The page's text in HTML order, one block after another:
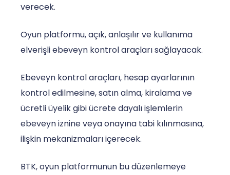
verecek.
Oyun platformu, açık, anlaşılır ve kullanıma
elverişli ebeveyn kontrol araçları sağlayacak.
Ebeveyn kontrol araçları, hesap ayarlarının
kontrol edilmesine, satın alma, kiralama ve
ücretli üyelik gibi ücrete dayalı işlemlerin
ebeveyn iznine veya onayına tabi kılınmasına,
ilişkin mekanizmaları içerecek.
BTK, oyun platformunun bu düzenlemeye